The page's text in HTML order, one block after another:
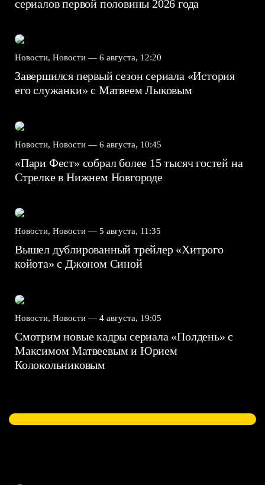
сериалов первой половины 2026 года
Новости, Новости — 6 августа, 12:20
Завершился первый сезон сериала «История
его служанки» с Матвеем Лыковым
Новости, Новости — 6 августа, 10:45
«Пари Фест» собрал более 15 тысяч гостей на
Стрелке в Нижнем Новгороде
Новости, Новости — 5 августа, 11:35
Вышел дублированный трейлер «Хитрого
койота» с Джоном Синой
Новости, Новости — 4 августа, 19:05
Смотрим новые кадры сериала «Полдень» с
Максимом Матвеевым и Юрием
Колокольниковым